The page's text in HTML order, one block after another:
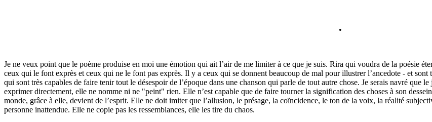
•
Je ne veux point que le poème produise en moi une émotion qui ait l’air de me limiter à ce que je suis. Rira qui voudra de la poésie
ceux qui le font exprès et ceux qui ne le font pas exprès. Il y a ceux qui se donnent beaucoup de mal pour illustrer l’ancedote - et
qui sont très capables de faire tenir tout le désespoir de l’époque dans une chanson qui parle de tout autre chose. Je serais navré
exprimer directement, elle ne nomme ni ne "peint" rien. Elle n’est capable que de faire tourner la signification des choses à son
monde, grâce à elle, devient de l’esprit. Elle ne doit imiter que l’allusion, le présage, la coïncidence, le ton de la voix, la réalité
personne inattendue. Elle ne copie pas les ressemblances, elle les tire du chaos.